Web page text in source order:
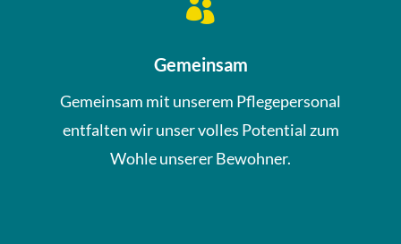

Gemeinsam
Gemeinsam mit unserem Pflegepersonal
entfalten wir unser volles Potential zum
Wohle unserer Bewohner.